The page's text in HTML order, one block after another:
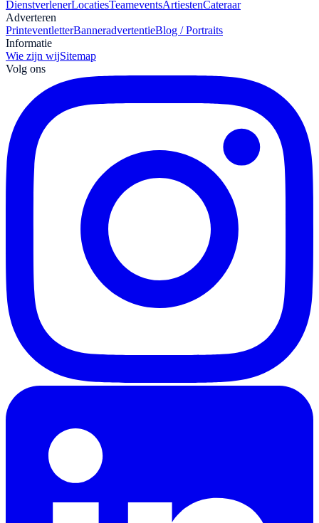
DienstverlenerLocatiesTeameventsArtiestenCateraar
Adverteren
PrinteventletterBanneradvertentieBlog / Portraits
Informatie
Wie zijn wijSitemap
Volg ons